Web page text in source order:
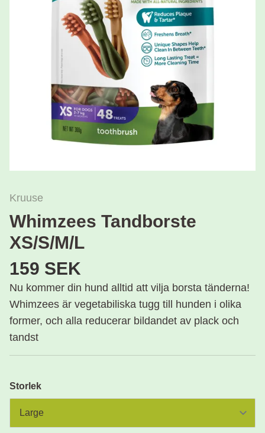
Kruuse
Whimzees Tandborste
XS/S/M/L
159 SEK
Nu kommer din hund alltid att vilja borsta tänderna!
Whimzees är vegetabiliska tugg till hunden i olika
former, och alla reducerar bildandet av plack och
tandst
Storlek